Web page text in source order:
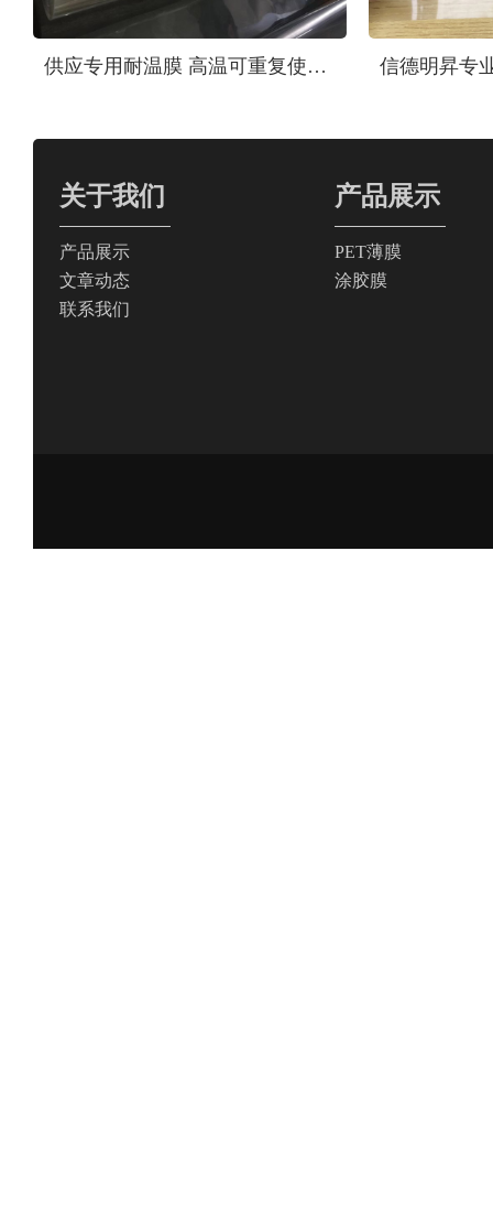
供应专用耐温膜 高温可重复使用，宽幅可定制。耐温PET膜
关于我们
产品展示
文章动态
联系我们
产品展示
PET薄膜
涂胶膜